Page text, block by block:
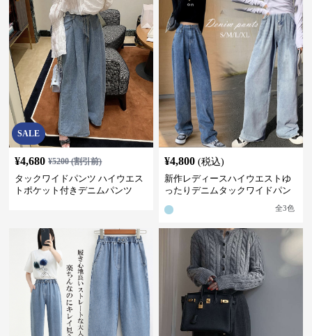
SALE
¥4,680 ¥5200(割引前)
タックワイドパンツ ハイウエス
トポケット付きデニムパンツ
¥4,800 (税込)
新作レディースハイウエストゆ
ったりデニムタックワイドパン
全3色